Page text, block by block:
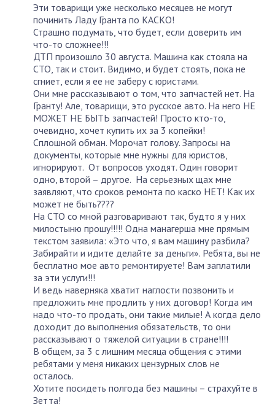
Эти товарищи уже несколько месяцев не могут
починить Ладу Гранта по КАСКО!
Страшно подумать, что будет, если доверить им
что-то сложнее!!!
ДТП произошло 30 августа. Машина как стояла на
СТО, так и стоит. Видимо, и будет стоять, пока не
сгниет, если я ее не заберу с юристами.
Они мне рассказывают о том, что запчастей нет. На
Гранту! Але, товарищи, это русское авто. На него НЕ
МОЖЕТ НЕ БЫТЬ запчастей! Просто кто-то,
очевидно, хочет купить их за 3 копейки!
Сплошной обман. Морочат голову. Запросы на
документы, которые мне нужны для юристов,
игнорируют. От вопросов уходят. Один говорит
одно, второй – другое. На серьезных щах мне
заявляют, что сроков ремонта по каско НЕТ! Как их
может не быть????
На СТО со мной разговаривают так, будто я у них
милостыню прошу!!!!! Одна манагерша мне прямым
текстом заявила: «Это что, я вам машину разбила?
Забирайти и идите делайте за деньги». Ребята, вы не
бесплатно мое авто ремонтируете! Вам заплатили
за эти услуги!!!
И ведь наверняка хватит наглости позвонить и
предложить мне продлить у них договор! Когда им
надо что-то продать, они такие милые! А когда дело
доходит до выполнения обязательств, то они
рассказывают о тяжелой ситуации в стране!!!!
В общем, за 3 с лишним месяца общения с этими
ребятами у меня никаких цензурных слов не
осталось.
Хотите посидеть полгода без машины – страхуйте в
Зетта!